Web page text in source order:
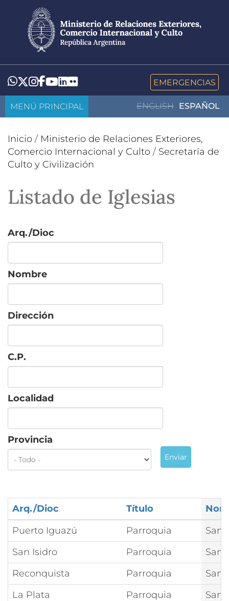
contenido
principal
Whatsapp
Twitter
Instagram
Facebook
YouTube
LinkedIn
Flickr EMERGENCIAS
ENGLISH ESPAÑOL
MENÚ PRINCIPAL
Inicio / Ministerio de Relaciones Exteriores,
Comercio Internacional y Culto / Secretaría de
Culto y Civilización
Listado de Iglesias
Arq./Dioc
Nombre
Dirección
C.P.
Localidad
Provincia
Enviar
Arq./Dioc Título
Puerto Iguazú
Parroquia
San
San Isidro
Parroquia
San
Reconquista
Parroquia
San
La Plata
Parroquia
San